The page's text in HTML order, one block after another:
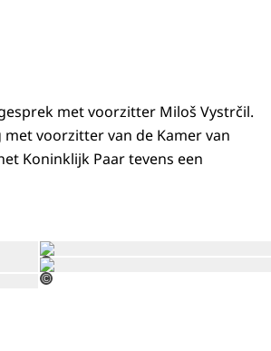
met voorzitter Miloš Vystrčil.
voorzitter van de Kamer van
Koninklijk Paar tevens een
de galerij in vergrote weergave
©
©
Open de galerij in vergrote weergave